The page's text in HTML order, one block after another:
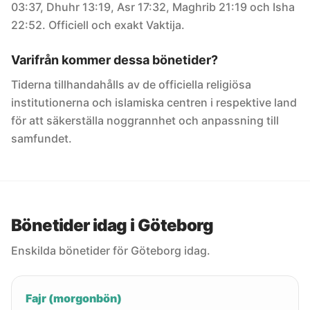
03:37, Dhuhr 13:19, Asr 17:32, Maghrib 21:19 och Isha
22:52. Officiell och exakt Vaktija.
Varifrån kommer dessa bönetider?
Tiderna tillhandahålls av de officiella religiösa
institutionerna och islamiska centren i respektive land
för att säkerställa noggrannhet och anpassning till
samfundet.
Bönetider idag i Göteborg
Enskilda bönetider för Göteborg idag.
Fajr (morgonbön)